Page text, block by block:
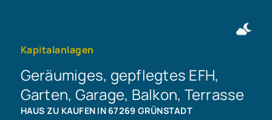
Kapitalanlagen
Geräumiges, gepflegtes EFH,
Garten, Garage, Balkon, Terrasse
HAUS ZU KAUFEN IN 67269 GRÜNSTADT